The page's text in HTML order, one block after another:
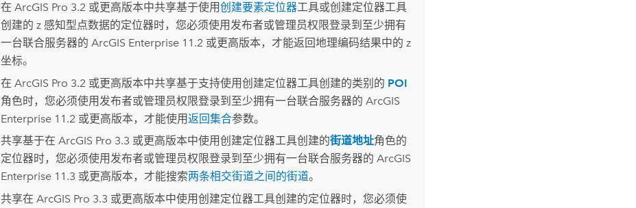
在ArcGIS Pro 3.2 或更高版本中共享基于使用创建要素定位器工具或创建定位器工具
创建的 z 感知型点数据的定位器时，您必须使用发布者或管理员权限登录到至少拥有
一台联合服务器的ArcGIS Enterprise 11.2 或更高版本，才能返回地理编码结果中的 z
坐标。
在ArcGIS Pro 3.2 或更高版本中共享基于支持使用创建定位器工具创建的类别的 POI
角色时，您必须使用发布者或管理员权限登录到至少拥有一台联合服务器的ArcGIS
Enterprise 11.2 或更高版本，才能使用返回集合参数。
共享基于在ArcGIS Pro 3.3 或更高版本中使用创建定位器工具创建的街道地址角色的
定位器时，您必须使用发布者或管理员权限登录到至少拥有一台联合服务器的ArcGIS
Enterprise 11.3 或更高版本，才能搜索两条相交街道之间的街道。
共享在ArcGIS Pro 3.3 或更高版本中使用创建定位器工具创建的定位器时，您必须使